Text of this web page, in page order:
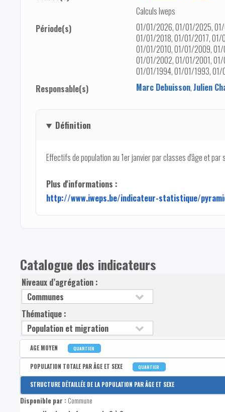
Calculs Iweps
Période(s)
01/01/2026, 01/01/2025,
01/01/2018, 01/01/2017,
01/01/2010, 01/01/2009,
01/01/2002, 01/01/2001,
01/01/1994, 01/01/1993,
Responsable(s)
Marc Debuisson,Julien
Définition
Effectifs de population au 1er janvier par classes d'âge et par
Plus d'informations :
http://www.iweps.be/indicateur-statistique/
Catalogue des indicateurs
Niveaux d’agrégation :
Thématique :
AGE MOYEN QUARTIER
Disponible par :Commune - Arrondissement - Province - Bassin EFE - Zone de
Age moyen de la population
POPULATION TOTALE PAR ÂGE ET SEXE QUARTIER
Disponible par :Commune - Arrondissement - Province - Bassin EFE - Zone de
Population totale
STRUCTURE DÉTAILLÉE DE LA POPULATION PAR ÂGE ET SEXE
Disponible par : Commune